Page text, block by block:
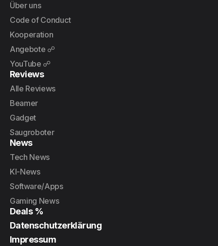
Über uns
Code of Conduct
Kooperation
Angebote ☍
YouTube ☍
Reviews
Alle Reviews
Beamer
Gadget
Saugroboter
News
Tech News
KI-News
Software/Apps
Gaming News
Deals %
Datenschutzerklärung
Impressum